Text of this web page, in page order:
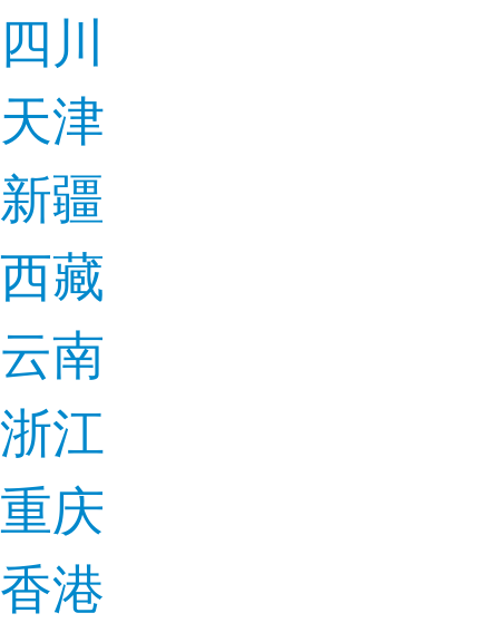
四川
天津
新疆
西藏
云南
浙江
重庆
香港